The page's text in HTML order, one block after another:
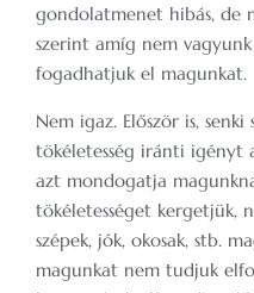
gondolatmenet hibás, de
szerint amíg nem
fogadhatjuk el magunkat.
Nem igaz. Először is,
tökéletesség iránti igényt
azt mondogatja
tökéletességet kergetjük,
szépek, jók, okosak, stb.
magunkat nem tudjuk